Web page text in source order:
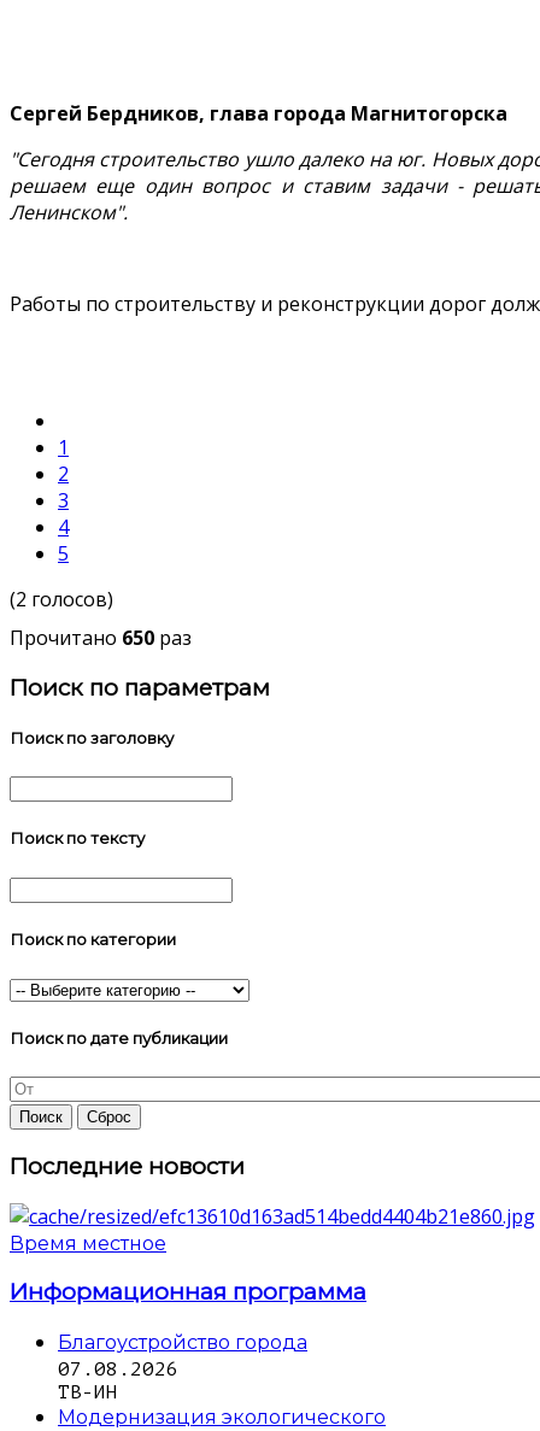
Сергей Бердников, глава города Магнитогорска
"Сегодня строительство ушло далеко на юг. Новых
решаем еще один вопрос и ставим задачи -
Ленинском".
Работы по строительству и реконструкции дорог
1
2
3
4
5
(2 голосов)
Прочитано 650 раз
Поиск по параметрам
Поиск по заголовку
Поиск по тексту
Поиск по категории
Поиск по дате публикации
Последние новости
Время местное
Информационная программа
Благоустройство города
07.08.2026
ТВ-ИН
Модернизация экологического